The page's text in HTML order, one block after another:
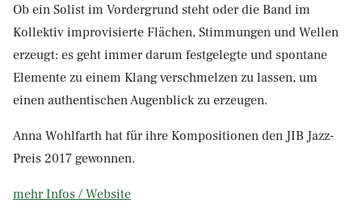
Ob ein Solist im Vordergrund steht oder die Band im
Kollektiv improvisierte Flächen, Stimmungen und Wellen
erzeugt: es geht immer darum festgelegte und spontane
Elemente zu einem Klang verschmelzen zu lassen, um
einen authentischen Augenblick zu erzeugen.
Anna Wohlfarth hat für ihre Kompositionen den JIB Jazz-
Preis 2017 gewonnen.
mehr Infos / Website